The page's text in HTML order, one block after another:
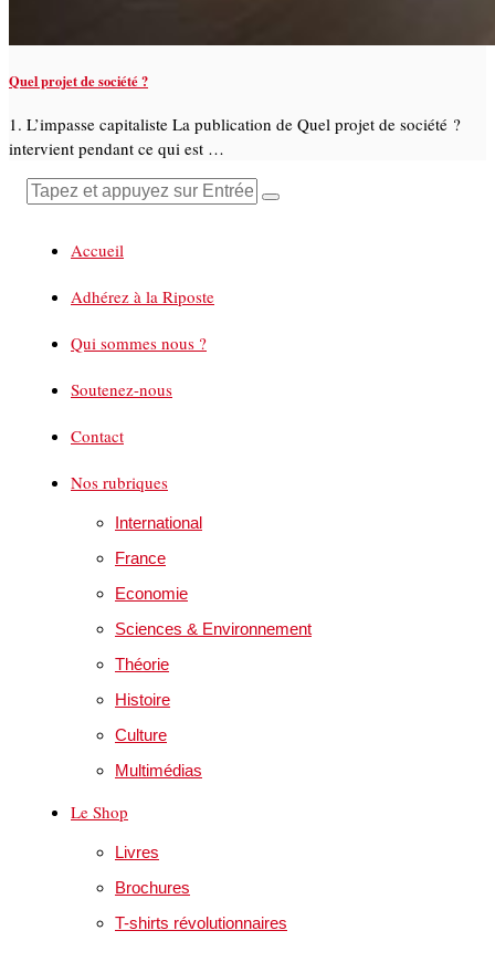
Quel projet de société ?
1. L’impasse capitaliste La publication de Quel projet de société ?
intervient pendant ce qui est …
Accueil
Adhérez à la Riposte
Qui sommes nous ?
Soutenez-nous
Contact
Nos rubriques
International
France
Economie
Sciences & Environnement
Théorie
Histoire
Culture
Multimédias
Le Shop
Livres
Brochures
T-shirts révolutionnaires